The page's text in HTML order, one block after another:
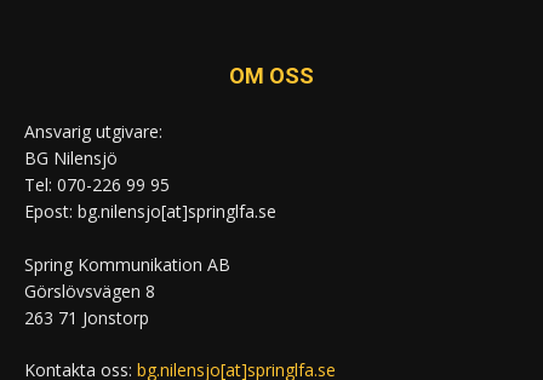
OM OSS
Ansvarig utgivare:
BG Nilensjö
Tel: 070-226 99 95
Epost: bg.nilensjo[at]springlfa.se
Spring Kommunikation AB
Görslövsvägen 8
263 71 Jonstorp
Kontakta oss: bg.nilensjo[at]springlfa.se